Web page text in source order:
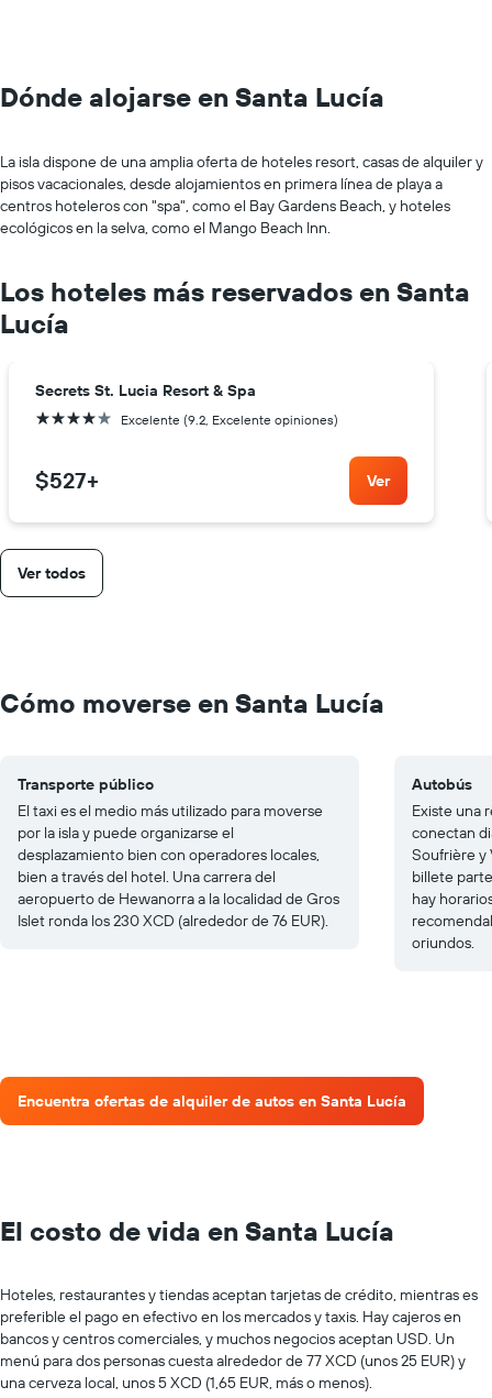
Dónde alojarse en Santa Lucía
La isla dispone de una amplia oferta de hoteles resort, casas de alquiler y
pisos vacacionales, desde alojamientos en primera línea de playa a
centros hoteleros con "spa", como el Bay Gardens Beach, y hoteles
ecológicos en la selva, como el Mango Beach Inn.
Los hoteles más reservados en Santa
Lucía
Secrets St. Lucia Resort & Spa
4 estrellas Excelente (9.2, Excelente opiniones)
$527+ Ver
Ver todos
Cómo moverse en Santa Lucía
Transporte público
El taxi es el medio más utilizado para moverse
por la isla y puede organizarse el
desplazamiento bien con operadores locales,
bien a través del hotel. Una carrera del
aeropuerto de Hewanorra a la localidad de Gros
Islet ronda los 230 XCD (alrededor de 76 EUR).
Autobús
Existe una
conectan
Soufrière y
billete
hay
oriundos.
Encuentra ofertas de alquiler de autos en Santa Lucía
El costo de vida en Santa Lucía
Hoteles, restaurantes y tiendas aceptan tarjetas de crédito, mientras es
preferible el pago en efectivo en los mercados y taxis. Hay cajeros en
bancos y centros comerciales, y muchos negocios aceptan USD. Un
menú para dos personas cuesta alrededor de 77 XCD (unos 25 EUR) y
una cerveza local, unos 5 XCD (1,65 EUR, más o menos).